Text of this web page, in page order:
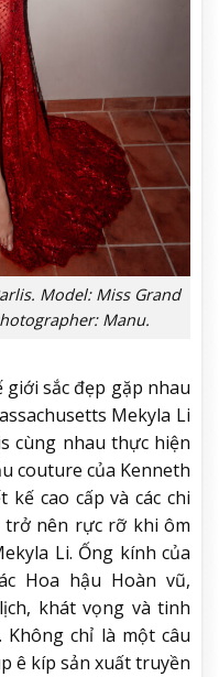
Model: Miss Grand
Manu.
sắc đẹp gặp nhau
Mekyla Li
cùng nhau thực hiện
couture của Kenneth
cao cấp và các chi
nên rực rỡ khi ôm
Li. Ống kính của
Hoa hậu Hoàn vũ,
khát vọng và tinh
chỉ là một câu
ê kíp sản xuất truyền